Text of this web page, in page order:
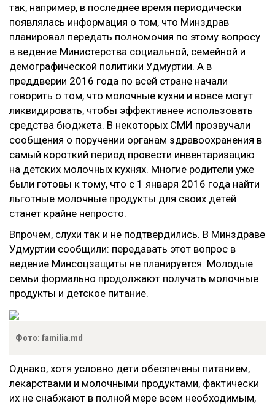
так, например, в последнее время периодически
появлялась информация о том, что Минздрав
планировал передать полномочия по этому вопросу
в ведение Министерства социальной, семейной и
демографической политики Удмуртии. А в
преддверии 2016 года по всей стране начали
говорить о том, что молочные кухни и вовсе могут
ликвидировать, чтобы эффективнее использовать
средства бюджета. В некоторых СМИ прозвучали
сообщения о поручении органам здравоохранения в
самый короткий период провести инвентаризацию
на детских молочных кухнях. Многие родители уже
были готовы к тому, что с 1 января 2016 года найти
льготные молочные продукты для своих детей
станет крайне непросто.
Впрочем, слухи так и не подтвердились. В Минздраве
Удмуртии сообщили: передавать этот вопрос в
ведение Минсоцзащиты не планируется. Молодые
семьи формально продолжают получать молочные
продукты и детское питание.
Фото: familia.md
Однако, хотя условно дети обеспечены питанием,
лекарствами и молочными продуктами, фактически
их не снабжают в полной мере всем необходимым,